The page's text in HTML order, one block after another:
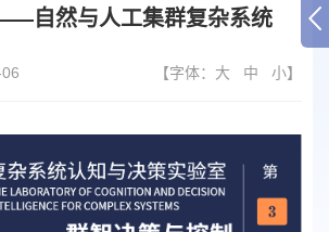
自然与人工集群复杂系统
【字体： 大 中 小】